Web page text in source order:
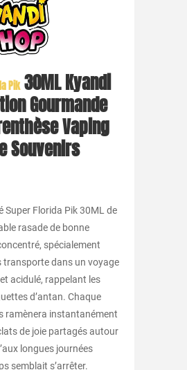
Pik30ML Kyandi
Gourmande
Vaping
Souvenirs
Super Florida Pik 30ML de
rasade de bonne
spécialement
transporte dans un voyage
acidulé, rappelant les
d’antan. Chaque
ramènera instantanément
de joie partagés autour
longues journées
semblait s’arrêter.